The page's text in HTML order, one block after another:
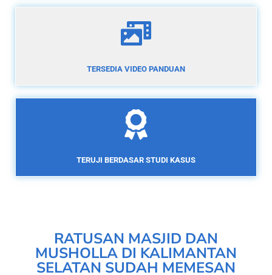
TERSEDIA VIDEO PANDUAN
TERUJI BERDASAR STUDI KASUS
RATUSAN MASJID DAN
MUSHOLLA DI KALIMANTAN
SELATAN SUDAH MEMESAN